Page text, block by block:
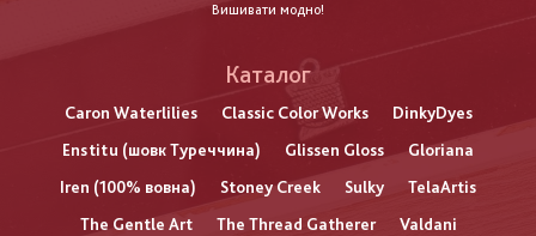
Вишивати модно!
Каталог
Caron Waterlilies Classic Color Works
DinkyDyes
Enstitu (шовк Туреччина)
Glissen Gloss
Gloriana
Iren (100% вовна)
Stoney Creek Sulky
TelaArtis
The Gentle Art
The Thread Gatherer
Valdani